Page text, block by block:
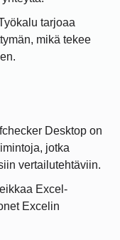
tarjoaa
mikä tekee
Desktop on
jotka
vertailutehtäviin.
Excel-
Excelin